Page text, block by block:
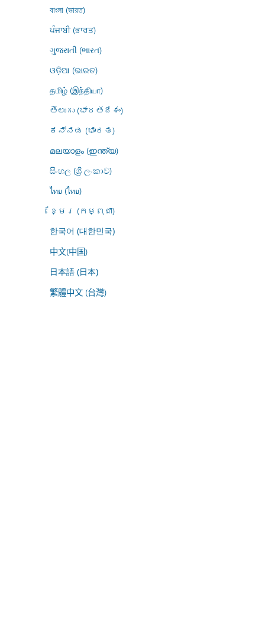
বাংলা (ভারত)
ਪੰਜਾਬੀ (ਭਾਰਤ)
ગુજરાતી (ભારત)
ଓଡ଼ିଆ (ଭାରତ)
தமிழ் (இந்தியா)
తెలుగు (భారతదేశం)
ಕನ್ನಡ (ಭಾರತ)
മലയാളം (ഇന്ത്യ)
සිංහල (ශ්‍රී ලංකාව)
ไทย (ไทย)
ខ្មែរ (កម្ពុជា)
한국어 (대한민국)
中文(中国)
日本語 (日本)
繁體中文 (台灣)